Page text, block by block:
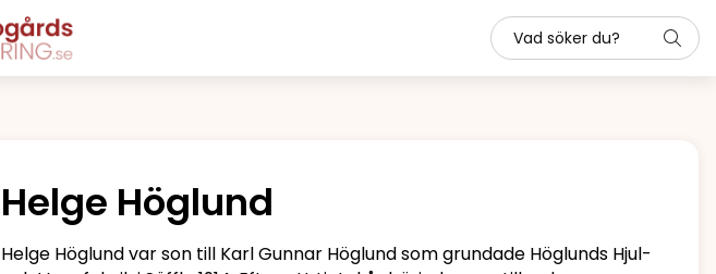
Helge Höglund
Helge Höglund var son till Karl Gunnar Höglund som grundade Höglunds Hjul-